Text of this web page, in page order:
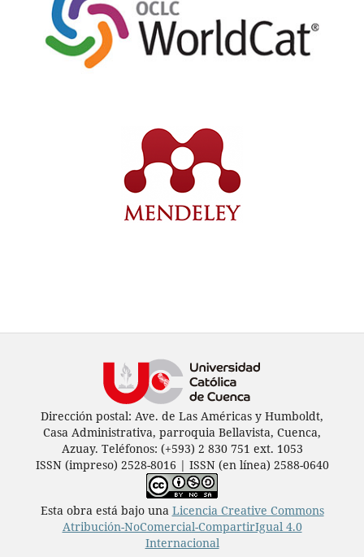
Dirección postal: Ave. de Las Américas y Humboldt,
Casa Administrativa, parroquia Bellavista, Cuenca,
Azuay. Teléfonos: (+593) 2 830 751 ext. 1053
ISSN (impreso) 2528-8016 | ISSN (en línea) 2588-0640
Esta obra está bajo una Licencia Creative Commons
Atribución-NoComercial-CompartirIgual 4.0
Internacional